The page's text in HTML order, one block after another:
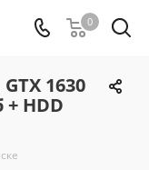
0
1630
+ HDD